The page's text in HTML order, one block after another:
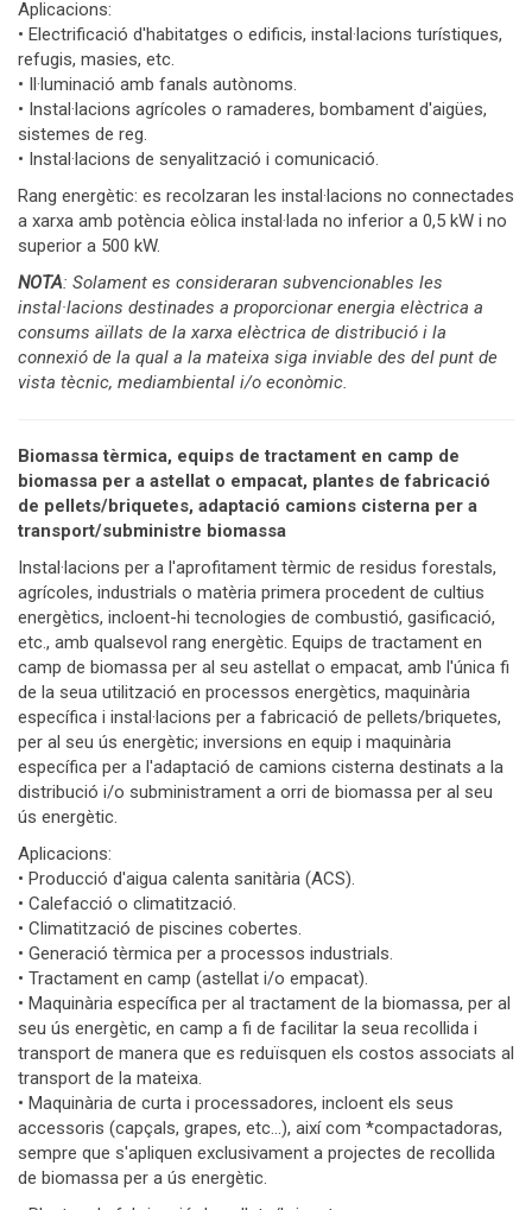
Aplicacions:
• Electrificació d'habitatges o edificis, instal·lacions turístiques,
refugis, masies, etc.
• Il·luminació amb fanals autònoms.
• Instal·lacions agrícoles o ramaderes, bombament d'aigües,
sistemes de reg.
• Instal·lacions de senyalització i comunicació.
Rang energètic: es recolzaran les instal·lacions no connectades
a xarxa amb potència eòlica instal·lada no inferior a 0,5 kW i no
superior a 500 kW.
NOTA: Solament es consideraran subvencionables les
instal·lacions destinades a proporcionar energia elèctrica a
consums aïllats de la xarxa elèctrica de distribució i la
connexió de la qual a la mateixa siga inviable des del punt de
vista tècnic, mediambiental i/o econòmic.
Biomassa tèrmica, equips de tractament en camp de
biomassa per a astellat o empacat, plantes de fabricació
de pellets/briquetes, adaptació camions cisterna per a
transport/subministre biomassa
Instal·lacions per a l'aprofitament tèrmic de residus forestals,
agrícoles, industrials o matèria primera procedent de cultius
energètics, incloent-hi tecnologies de combustió, gasificació,
etc., amb qualsevol rang energètic. Equips de tractament en
camp de biomassa per al seu astellat o empacat, amb l'única fi
de la seua utilització en processos energètics, maquinària
específica i instal·lacions per a fabricació de pellets/briquetes,
per al seu ús energètic; inversions en equip i maquinària
específica per a l'adaptació de camions cisterna destinats a la
distribució i/o subministrament a orri de biomassa per al seu
ús energètic.
Aplicacions:
• Producció d'aigua calenta sanitària (ACS).
• Calefacció o climatització.
• Climatització de piscines cobertes.
• Generació tèrmica per a processos industrials.
• Tractament en camp (astellat i/o empacat).
• Maquinària específica per al tractament de la biomassa, per al
seu ús energètic, en camp a fi de facilitar la seua recollida i
transport de manera que es reduïsquen els costos associats al
transport de la mateixa.
• Maquinària de curta i processadores, incloent els seus
accessoris (capçals, grapes, etc…), així com *compactadoras,
sempre que s'apliquen exclusivament a projectes de recollida
de biomassa per a ús energètic.